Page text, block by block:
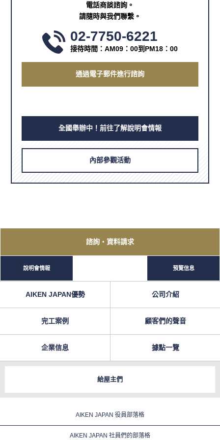
電話商談諮詢。
請隨時與我們聯繫。
02-7750-6221
接待時間：AM09：00到PM18：00
通過電子郵件進行諮詢
全國舉辦中！前往了解說明會情報
內部參觀活動
諮詢 ・資料請求
說明會情報 預覽信息
AIKEN JAPAN優勢 公司介紹
完工案例 顧客們的聲音
企業信息 據點一覽
給屋主們
AIKEN JAPAN 役員部落格
AIKEN JAPAN 社員們的部落格